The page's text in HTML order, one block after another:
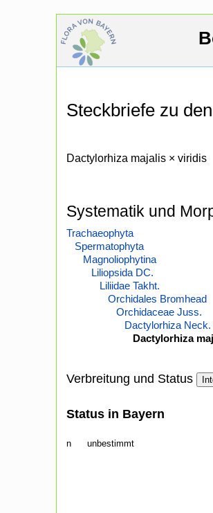
Steckbriefe zu
Dactylorhiza majalis × viridis
Systematik und
Trachaeophyta
Spermatophyta
Magnoliophytina
Liliopsida DC.
Liliidae Takht.
Orchidales Bromhead
Orchidaceae Juss.
Dactylorhiza
Dactylorhiza
Verbreitung und Status
Status in Bayern
n unbestimmt